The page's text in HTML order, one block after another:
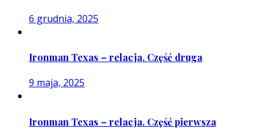
6 grudnia, 2025
Ironman Texas – relacja. Część druga
9 maja, 2025
Ironman Texas – relacja. Część pierwsza